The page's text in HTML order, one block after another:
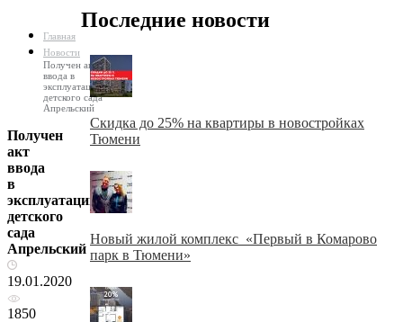
Главная
Новости
Получен акт
ввода в
эксплуатацию
детского сада
Апрельский
Получен
акт
ввода
в
эксплуатацию
детского
сада
Апрельский
19.01.2020
1850
Последние новости
Скидка до 25% на квартиры в новостройках
Тюмени
Новый жилой комплекс «Первый в Комарово
парк в Тюмени»